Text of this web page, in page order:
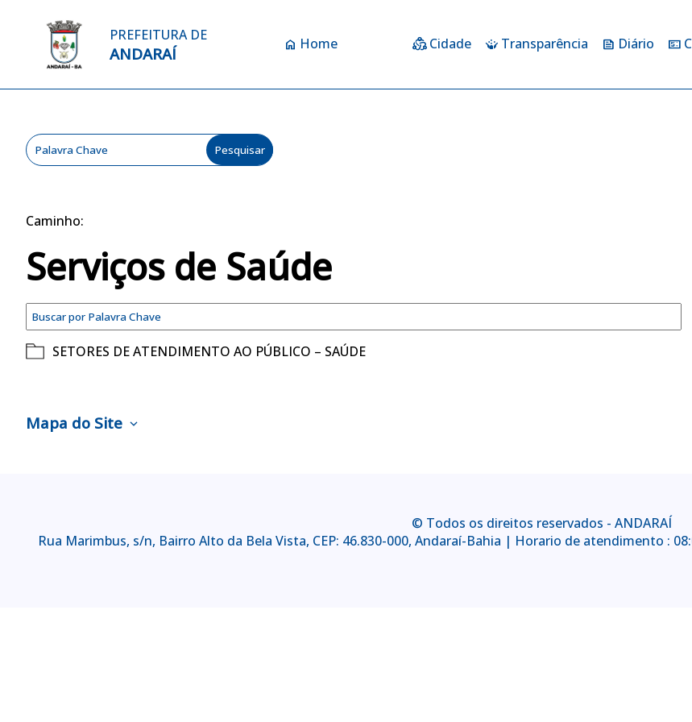
PREFEITURA DE
ANDARAÍ home Home diversity_2Cidade crowdsource Transparência feed Diário price_change
Caminho:
Serviços de Saúde
SETORES DE ATENDIMENTO AO PÚBLICO – SAÚDE
Mapa do Site expand_more
© Todos os direitos reservados - ANDARAÍ
Rua Marimbus, s/n, Bairro Alto da Bela Vista, CEP: 46.830-000, Andaraí-Bahia | Horario de atendimento :